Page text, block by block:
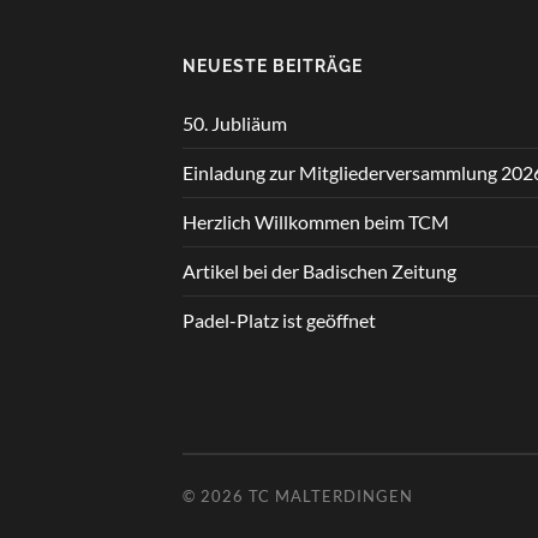
NEUESTE BEITRÄGE
50. Jubliäum
Einladung zur Mitgliederversammlung
Herzlich Willkommen beim TCM
Artikel bei der Badischen Zeitung
Padel-Platz ist geöffnet
© 2026 TC MALTERDINGEN